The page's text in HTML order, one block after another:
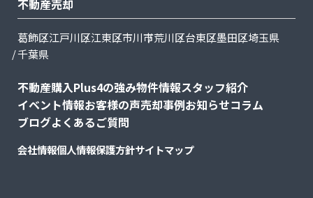
不動産売却
葛飾区江戸川区江東区市川市荒川区台東区墨田区埼玉県
千葉県
不動産購入Plus4の強み物件情報スタッフ紹介
イベント情報お客様の声売却事例お知らせコラム
ブログよくあるご質問
会社情報個人情報保護方針サイトマップ